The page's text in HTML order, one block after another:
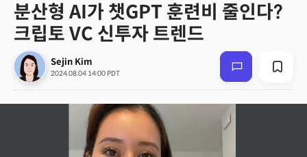
분산형 AI가 챗GPT 훈련비 줄인다?
크립토 VC 신투자 트렌드
Sejin Kim
2024.08.04 14:00 PDT